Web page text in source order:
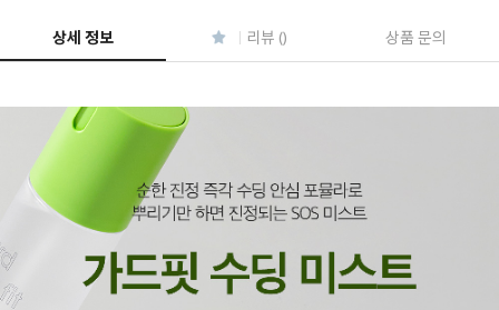
상세 정보 리뷰 () 상품 문의